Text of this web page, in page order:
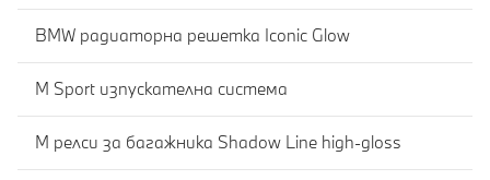
BMW радиаторна решетка Iconic Glow
M Sport изпускателна система
M релси за багажника Shadow Line high-gloss